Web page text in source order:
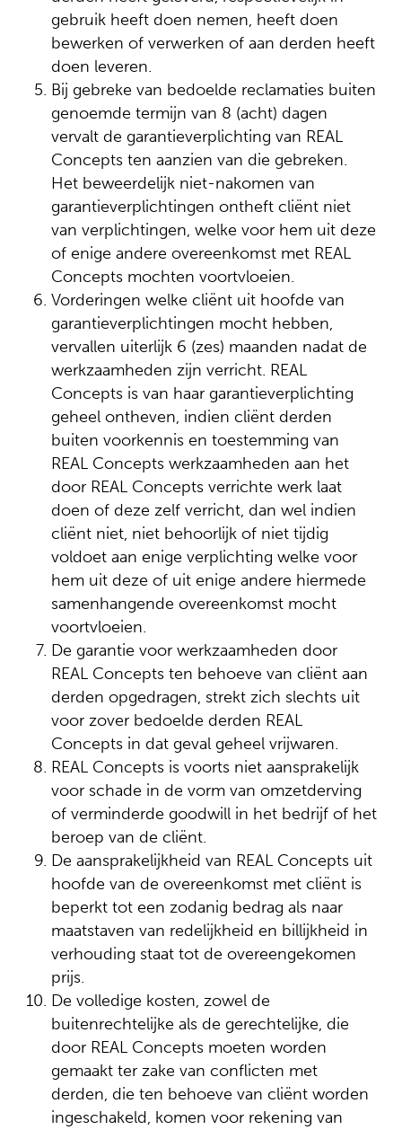
gebruik heeft doen nemen, heeft doen
bewerken of verwerken of aan derden heeft
doen leveren.
Bij gebreke van bedoelde reclamaties buiten
genoemde termijn van 8 (acht) dagen
vervalt de garantieverplichting van REAL
Concepts ten aanzien van die gebreken.
Het beweerdelijk niet-nakomen van
garantieverplichtingen ontheft cliënt niet
van verplichtingen, welke voor hem uit deze
of enige andere overeenkomst met REAL
Concepts mochten voortvloeien.
Vorderingen welke cliënt uit hoofde van
garantieverplichtingen mocht hebben,
vervallen uiterlijk 6 (zes) maanden nadat de
werkzaamheden zijn verricht. REAL
Concepts is van haar garantieverplichting
geheel ontheven, indien cliënt derden
buiten voorkennis en toestemming van
REAL Concepts werkzaamheden aan het
door REAL Concepts verrichte werk laat
doen of deze zelf verricht, dan wel indien
cliënt niet, niet behoorlijk of niet tijdig
voldoet aan enige verplichting welke voor
hem uit deze of uit enige andere hiermede
samenhangende overeenkomst mocht
voortvloeien.
De garantie voor werkzaamheden door
REAL Concepts ten behoeve van cliënt aan
derden opgedragen, strekt zich slechts uit
voor zover bedoelde derden REAL
Concepts in dat geval geheel vrijwaren.
REAL Concepts is voorts niet aansprakelijk
voor schade in de vorm van omzetderving
of verminderde goodwill in het bedrijf of het
beroep van de cliënt.
De aansprakelijkheid van REAL Concepts uit
hoofde van de overeenkomst met cliënt is
beperkt tot een zodanig bedrag als naar
maatstaven van redelijkheid en billijkheid in
verhouding staat tot de overeengekomen
prijs.
De volledige kosten, zowel de
buitenrechtelijke als de gerechtelijke, die
door REAL Concepts moeten worden
gemaakt ter zake van conflicten met
derden, die ten behoeve van cliënt worden
ingeschakeld, komen voor rekening van